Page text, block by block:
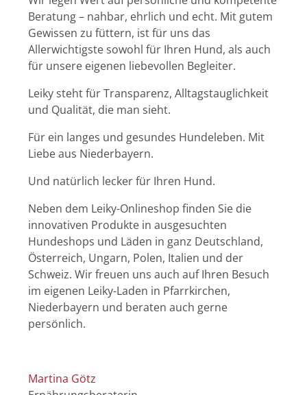
Beratung – nahbar, ehrlich und echt. Mit gutem
Gewissen zu füttern, ist für uns das
Allerwichtigste sowohl für Ihren Hund, als auch
für unsere eigenen liebevollen Begleiter.
Leiky steht für Transparenz, Alltagstauglichkeit
und Qualität, die man sieht.
Für ein langes und gesundes Hundeleben. Mit
Liebe aus Niederbayern.
Und natürlich lecker für Ihren Hund.
Neben dem Leiky-Onlineshop finden Sie die
innovativen Produkte in ausgesuchten
Hundeshops und Läden in ganz Deutschland,
Österreich, Ungarn, Polen, Italien und der
Schweiz. Wir freuen uns auch auf Ihren Besuch
im eigenen Leiky-Laden in Pfarrkirchen,
Niederbayern und beraten auch gerne
persönlich.
Martina Götz